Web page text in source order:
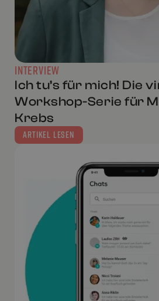
INTERVIEW
Ich tu’s für mich! Die
Workshop-Serie für
Krebs
ARTIKEL LESEN